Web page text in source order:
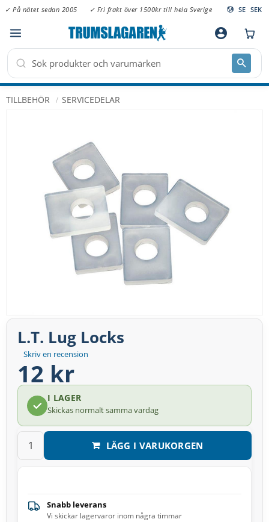
Meny
✓ På nätet sedan 2005 ✓ Fri frakt över 1500kr till hela Sverige SE SEK
account_circle
TILLBEHÖR SERVICEDELAR
Skriv en recension
L.T. Lug Locks
12 kr
I LAGER
Skickas normalt samma vardag
LÄGG I VARUKORGEN
Snabb leverans
Vi skickar lagervaror inom några timmar